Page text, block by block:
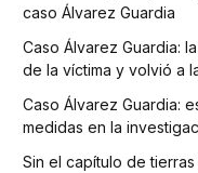
caso Álvarez Guardia
Caso Álvarez Guardia:
de la víctima y volvió a
Caso Álvarez Guardia:
medidas en la
Sin el capítulo de